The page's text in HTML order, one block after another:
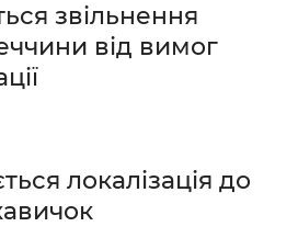
звільнення
від вимог
локалізація до